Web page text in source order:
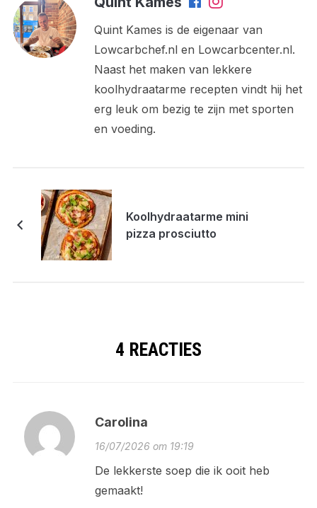
Quint Kames is de eigenaar van
Lowcarbchef.nl en Lowcarbcenter.nl.
Naast het maken van lekkere
koolhydraatarme recepten vindt hij het
erg leuk om bezig te zijn met sporten
en voeding.
Koolhydraatarme mini
pizza prosciutto
4 REACTIES
Carolina
16/07/2026 om 19:19
De lekkerste soep die ik ooit heb
gemaakt!